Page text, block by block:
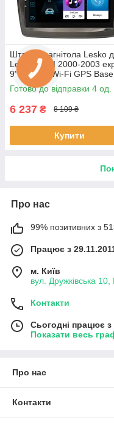
Штатна магнітола Lesko
Lexus LS III 2000-2003
9" 1/16Gb Wi-Fi GPS Base
Лексус 4 шт.
Готово до відправки 4 од.
6 237 ₴ 8 109 ₴
Купити
Про нас
99% позитивних з
Працює з
м. Київ
вул. Дружківська 10,
Контакти
Сьогодні працює
Показати весь
Про нас
Контакти